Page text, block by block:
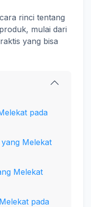
rinci tentang
mulai dari
yang bisa
pada
Melekat
Melekat
pada